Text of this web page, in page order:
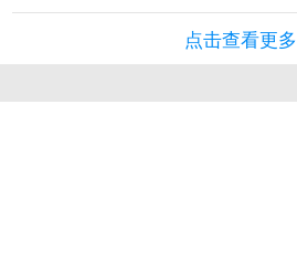
点击查看更多